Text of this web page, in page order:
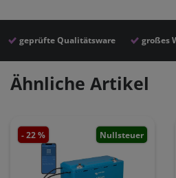
geprüfte Qualitätsware großes
Ähnliche Artikel
- 22 % Nullsteuer